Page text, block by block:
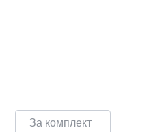
За комплект